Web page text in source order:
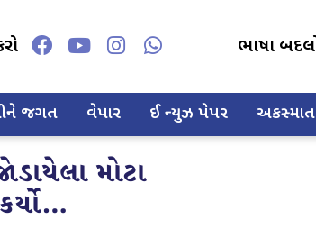
ભાષા
જગત વેપાર ઈ ન્યુઝ પેપર
મોટા